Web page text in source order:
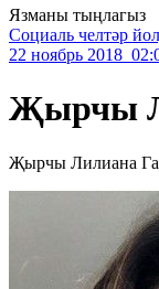
Язманы тыңлагыз
Социаль челтәр
22 ноябрь 2018
Җырчы
Җырчы Лилиана